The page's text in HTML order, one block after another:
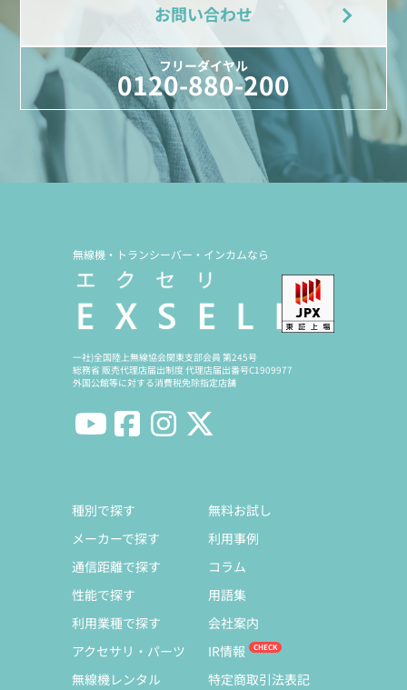
お問い合わせ
フリーダイヤル
0120-880-200
無線機・トランシーバー・インカムなら
一社)全国陸上無線協会関東支部会員 第245号
総務省 販売代理店届出制度 代理店届出番号C1909977
外国公館等に対する消費税免除指定店舗
種別で探す
メーカーで探す
通信距離で探す
性能で探す
利用業種で探す
アクセサリ・パーツ
無線機レンタル
無料お試し
利用事例
コラム
用語集
会社案内
IR情報
特定商取引法表記